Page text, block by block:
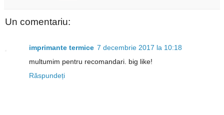
Un comentariu:
imprimante termice 7 decembrie 2017 la 10:18
multumim pentru recomandari. big like!
Răspundeți